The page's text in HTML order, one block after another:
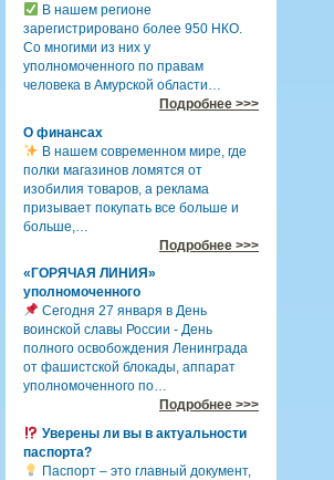
В нашем регионе
зарегистрировано более 950 НКО.
Со многими из них у
уполномоченного по правам
человека в Амурской области…
Подробнее >>>
О финансах
В нашем современном мире, где
полки магазинов ломятся от
изобилия товаров, а реклама
призывает покупать все больше и
больше,…
Подробнее >>>
«ГОРЯЧАЯ ЛИНИЯ»
уполномоченного
Сегодня 27 января в День
воинской славы России - День
полного освобождения Ленинграда
от фашистской блокады, аппарат
уполномоченного по…
Подробнее >>>
Уверены ли вы в актуальности
паспорта?
Паспорт – это главный документ,